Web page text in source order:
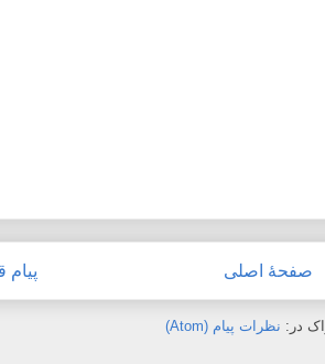
پیام صفحهٔ اصلی
در: نظرات پیام (Atom)